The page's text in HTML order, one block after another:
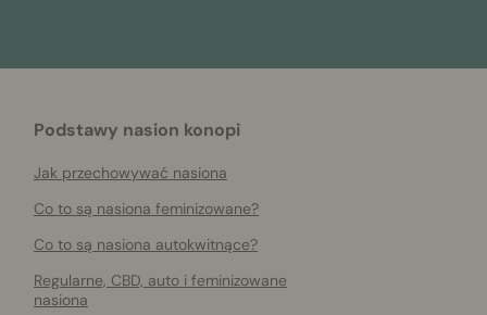
Podstawy nasion konopi
Jak przechowywać nasiona
Co to są nasiona feminizowane?
Co to są nasiona autokwitnące?
Regularne, CBD, auto i feminizowane
nasiona